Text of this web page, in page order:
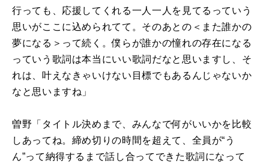
行っても、応援してくれる一人一人を見てるっていう
思いがここに込められてて。そのあとの＜また誰かの
夢になる＞って続く。僕らが誰かの憧れの存在になる
っていう歌詞は本当にいい歌詞だなと思いますし、そ
れは、叶えなきゃいけない目標でもあるんじゃないか
なと思いますね」
曽野「タイトル決めまで、みんなで何がいいかを比較
しあってね。締め切りの時間を超えて、全員が“う
ん”って納得するまで話し合ってできた歌詞になって